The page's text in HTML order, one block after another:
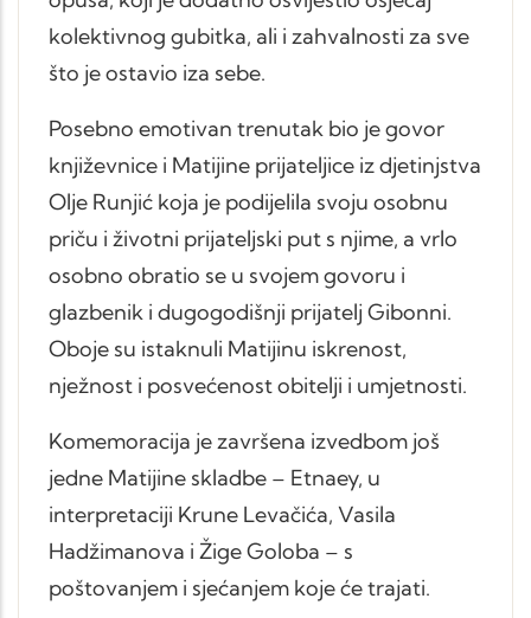
kolektivnog gubitka, ali i zahvalnosti za sve
što je ostavio iza sebe.
Posebno emotivan trenutak bio je govor
književnice i Matijine prijateljice iz djetinjstva
Olje Runjić koja je podijelila svoju osobnu
priču i životni prijateljski put s njime, a vrlo
osobno obratio se u svojem govoru i
glazbenik i dugogodišnji prijatelj Gibonni.
Oboje su istaknuli Matijinu iskrenost,
nježnost i posvećenost obitelji i umjetnosti.
Komemoracija je završena izvedbom još
jedne Matijine skladbe – Etnaey, u
interpretaciji Krune Levačića, Vasila
Hadžimanova i Žige Goloba – s
poštovanjem i sjećanjem koje će trajati.